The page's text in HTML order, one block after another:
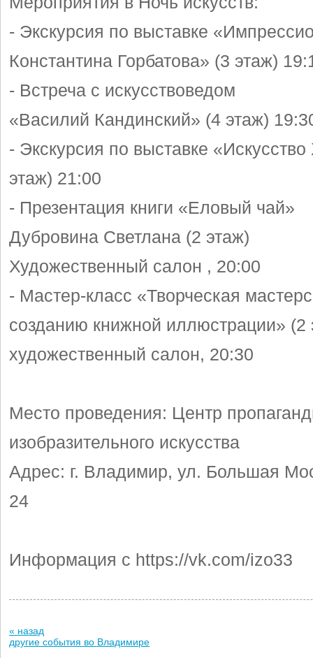
- Экскурсия по выставке
Константина Горбатова» (3 этаж)
- Встреча с искусствоведом
«Василий Кандинский» (4 этаж)
- Экскурсия по выставке
этаж) 21:00
- Презентация книги «Еловый чай»
Дубровина Светлана (2 этаж)
Художественный салон , 20:00
- Мастер-класс «Творческая
созданию книжной иллюстрации» (2
художественный салон, 20:30
Место проведения: Центр
изобразительного искусства
Адрес: г. Владимир, ул. Большая
24
Информация с https://vk.com/izo33
« назад
другие события во Владимире